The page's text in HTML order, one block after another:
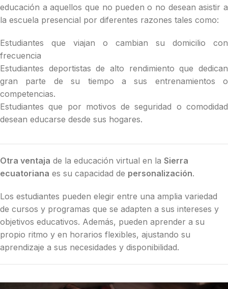
educación a aquellos que no pueden o no desean asistir a
la escuela presencial por diferentes razones tales como:
Estudiantes que viajan o cambian su domicilio con
frecuencia
Estudiantes deportistas de alto rendimiento que dedican
gran parte de su tiempo a sus entrenamientos o
competencias.
Estudiantes que por motivos de seguridad o comodidad
desean educarse desde sus hogares.
Otra ventaja de la educación virtual en la Sierra
ecuatoriana es su capacidad de personalización.
Los estudiantes pueden elegir entre una amplia variedad
de cursos y programas que se adapten a sus intereses y
objetivos educativos. Además, pueden aprender a su
propio ritmo y en horarios flexibles, ajustando su
aprendizaje a sus necesidades y disponibilidad.